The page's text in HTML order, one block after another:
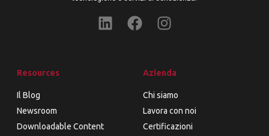
Resources
Il Blog
Newsroom
Downloadable Content
Azienda
Chi siamo
Lavora con noi
Certificazioni